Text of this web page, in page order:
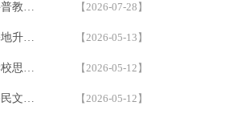
将乐县消防科普教育基地怎么设计？6大展区与互动五原则方案复盘 【2026-07-28】
市廉政教育基地升级建设提档 | 西安一笔一画千万级多媒体廉政展厅案例 【2026-05-13】
市医药卫生学校思政教育基地设计方案 | 600㎡学校多媒体展厅设计施工案例 — 西安一笔一画科技 【2026-05-12】
县三峡库区移民文化教育基地 | 一笔一画沉浸式多媒体互动展厅设计施工案例 【2026-05-12】